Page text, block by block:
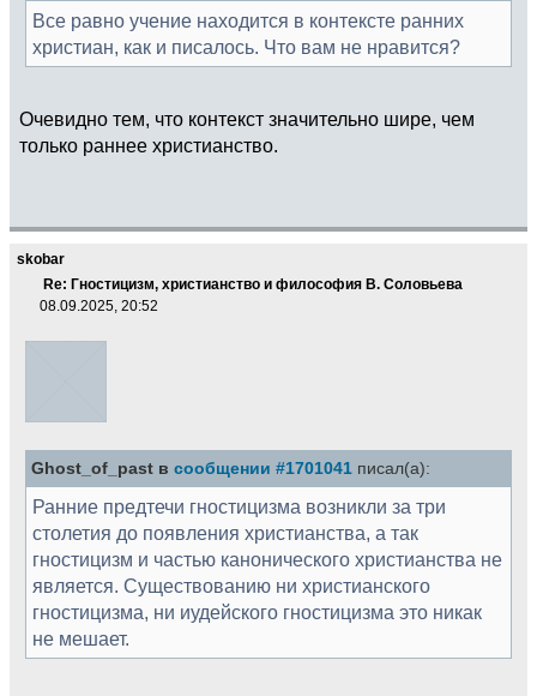
Все равно учение находится в контексте ранних
христиан, как и писалось. Что вам не нравится?
Очевидно тем, что контекст значительно шире, чем
только раннее христианство.
skobar
Re: Гностицизм, христианство и философия В. Соловьева
08.09.2025, 20:52
Ghost_of_past в сообщении #1701041 писал(а):
Ранние предтечи гностицизма возникли за три
столетия до появления христианства, а так
гностицизм и частью канонического христианства не
является. Существованию ни христианского
гностицизма, ни иудейского гностицизма это никак
не мешает.